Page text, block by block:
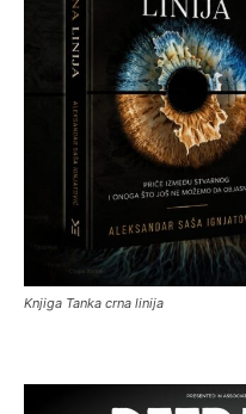
Knjiga Tanka crna linija